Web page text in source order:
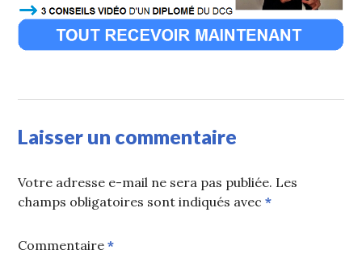
Laisser un commentaire
Votre adresse e-mail ne sera pas publiée. Les
champs obligatoires sont indiqués avec*
Commentaire*